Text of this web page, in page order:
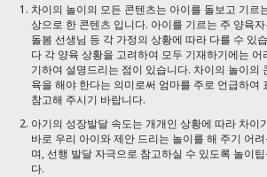
차이의 놀이의 모든 콘텐츠는 아이를 돌보고 기르
상으로 한 콘텐츠 입니다. 아이를 기르는 주 양육
돌봄 선생님 등 각 가정의 상황에 따라 다를 수 있
다 각 양육 상황을 고려하여 모두 기재하기에는
기하여 설명드리는 점이 있습니다. 차이의 놀이의
육을 해야 한다는 의미로써 엄마를 주로 언급하여
참고해 주시기 바랍니다.
아기의 성장발달 속도는 개개인 상황에 따라 차이
바로 우리 아이와 제안 드리는 놀이를 해 주기 어
며, 선행 발달 자극으로 참고하실 수 있도록 놀이
다.